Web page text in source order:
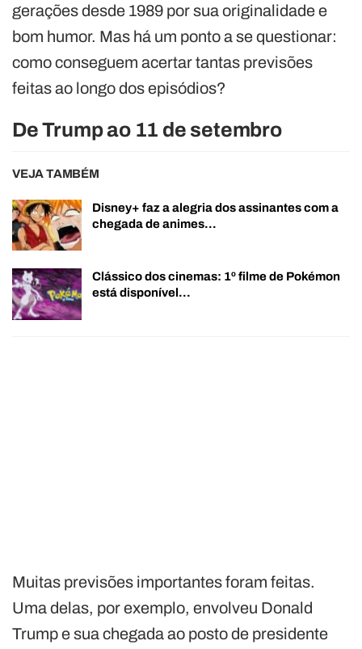
gerações desde 1989 por sua originalidade e
bom humor. Mas há um ponto a se questionar:
como conseguem acertar tantas previsões
feitas ao longo dos episódios?
De Trump ao 11 de setembro
VEJA TAMBÉM
Disney+ faz a alegria dos assinantes com a
chegada de animes…
Clássico dos cinemas: 1º filme de Pokémon
está disponível…
Muitas previsões importantes foram feitas.
Uma delas, por exemplo, envolveu Donald
Trump e sua chegada ao posto de presidente